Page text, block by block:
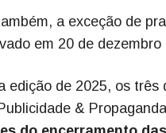
a exceção de
em 20 de dezembro
edição de 2025, os
&